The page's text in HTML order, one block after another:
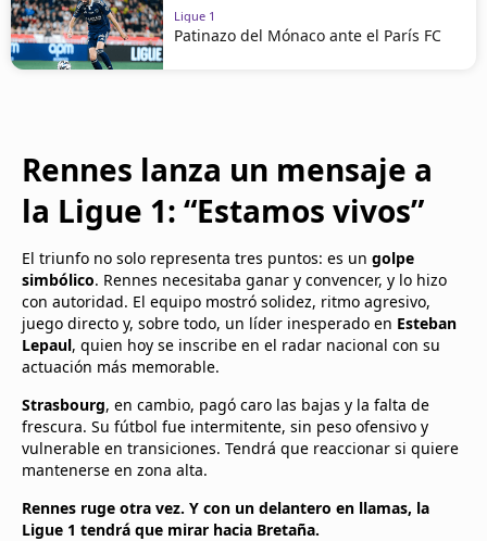
Ligue 1
Patinazo del Mónaco ante el París FC
Rennes lanza un mensaje a
la Ligue 1: “Estamos vivos”
El triunfo no solo representa tres puntos: es un golpe
simbólico. Rennes necesitaba ganar y convencer, y lo hizo
con autoridad. El equipo mostró solidez, ritmo agresivo,
juego directo y, sobre todo, un líder inesperado en Esteban
Lepaul, quien hoy se inscribe en el radar nacional con su
actuación más memorable.
Strasbourg, en cambio, pagó caro las bajas y la falta de
frescura. Su fútbol fue intermitente, sin peso ofensivo y
vulnerable en transiciones. Tendrá que reaccionar si quiere
mantenerse en zona alta.
Rennes ruge otra vez. Y con un delantero en llamas, la
Ligue 1 tendrá que mirar hacia Bretaña.